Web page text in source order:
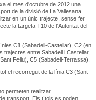
el mes d'octubre de 2012 una
de la divisió de La Vallesana.
en un únic trajecte, sense fer
la targeta T10 de l’Autoritat del
C1 (Sabadell-Castellar), C2 (en
entre Sabadell i Castellar,
Feliu), C5 (Sabadell-Terrassa).
el recorregut de la línia C3 (Sant
permeten realitzar
transport. Els títols es poden